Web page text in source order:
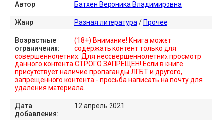
Автор Батхен Вероника Владимировна
Жанр Разная литература / Прочее
Возрастные
ограничения:
(18+) Внимание! Книга может
содержать контент только для
совершеннолетних. Для несовершеннолетних просмотр
данного контента СТРОГО ЗАПРЕЩЕН! Если в книге
присутствует наличие пропаганды ЛГБТ и другого,
запрещенного контента - просьба написать на почту для
удаления материала.
Дата
добавления:
12 апрель 2021